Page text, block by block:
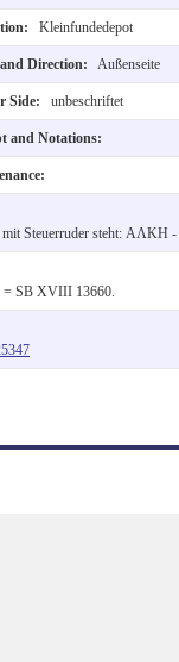
Kleinfundedepot
Direction: Außenseite
Side: unbeschriftet
and Notations:
Steuerruder steht: ΑΛΚΗ -
= SB XVIII 13660.